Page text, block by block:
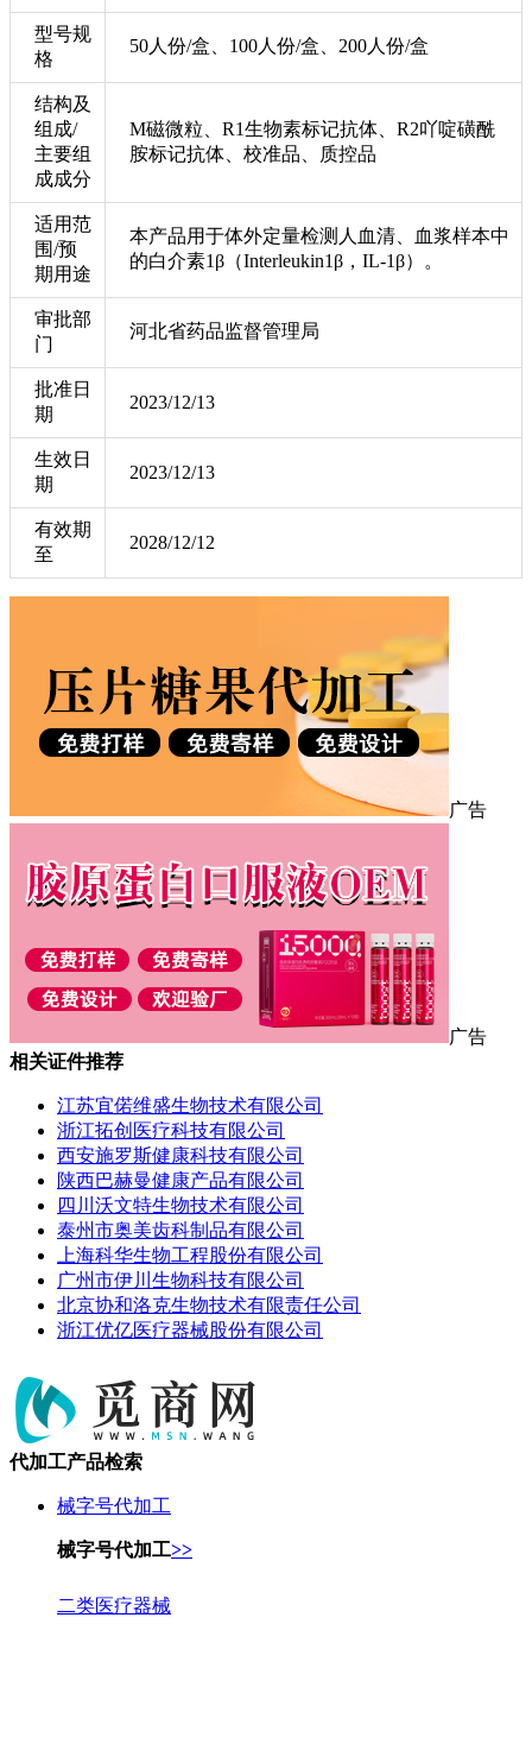
型号规
格
50人份/盒、100人份/盒、200人份/盒
结构及
组成/
主要组
成成分
M磁微粒、R1生物素标记抗体、R2吖啶磺酰
胺标记抗体、校准品、质控品
适用范
围/预
期用途
本产品用于体外定量检测人血清、血浆样本中
的白介素1β（Interleukin1β，IL-1β）。
审批部
门
河北省药品监督管理局
批准日
期
2023/12/13
生效日
期
2023/12/13
有效期
至
2028/12/12
广告
广告
相关证件推荐
江苏宜偌维盛生物技术有限公司
浙江拓创医疗科技有限公司
西安施罗斯健康科技有限公司
陕西巴赫曼健康产品有限公司
四川沃文特生物技术有限公司
泰州市奥美齿科制品有限公司
上海科华生物工程股份有限公司
广州市伊川生物科技有限公司
北京协和洛克生物技术有限责任公司
浙江优亿医疗器械股份有限公司
代加工产品检索
械字号代加工
械字号代加工>>
二类医疗器械